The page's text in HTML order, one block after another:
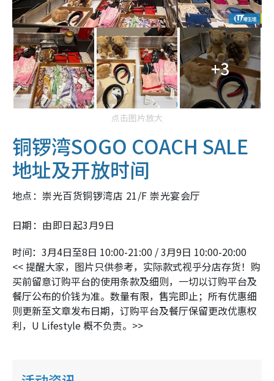
+3
点击图片放大
铜锣湾SOGO COACH SALE
地址及开放时间
地点：崇光百货铜锣湾店 21/F 崇光宴会厅
日期：由即日起3月9日
时间：3月4日至8日 10:00-21:00 / 3月9日 10:00-20:00
<< 提醒大家，图片只供参考，实际款式视乎分店存货！购
买前留意订购平台的使用条款及细则，一切以订购平台及
餐厅公布的价钱为准。数量有限，售完即止；所有优惠细
则更新至文章发布日期，订购平台及餐厅保留更改优惠权
利，U Lifestyle 概不负责。>>